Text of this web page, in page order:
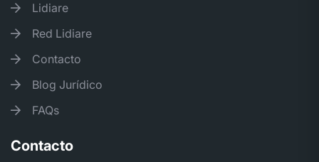
Lidiare
Red Lidiare
Contacto
Blog Jurídico
FAQs
Contacto